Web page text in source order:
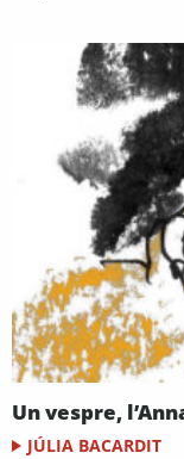
Un vespre,
JÚLIA BACARDIT